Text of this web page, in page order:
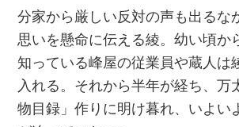
分家から厳しい反対の声も出るな
思いを懸命に伝える綾。幼い頃か
知っている峰屋の従業員や蔵人は
入れる。それから半年が経ち、万
物目録」作りに明け暮れ、いよい